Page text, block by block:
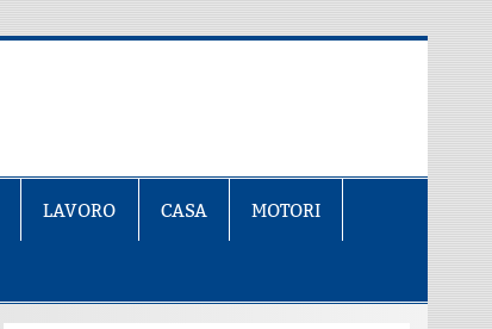
LAVORO CASA MOTORI